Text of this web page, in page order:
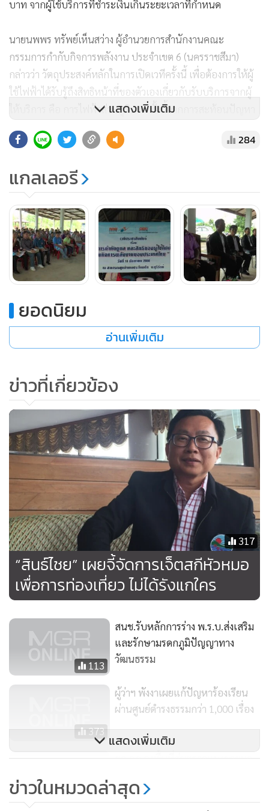
บาท จากผู้ใช้บริการที่ชำระเงินเกินระยะเวลาที่กำหนด
นายนพพร ทรัพย์เห็นสว่าง ผู้อำนวยการสำนักงานคณะ
กรรมการกำกับกิจการพลังงาน ประจำเขต 6 (นครราชสีมา)
กล่าวว่า วัตถุประสงค์หลักในการเปิดเวทีครั้งนี้ เพื่อต้องการให้ผู้
ใช้ไฟฟ้าได้รับรู้ถึงสิทธิหน้าที่ของตัวเองเกี่ยวกับรับบริการจากผู้
ให้บริการ คือ การไฟฟ้าส่วนภูมิภาค ทั้งนี้จากการสะท้อนปัญหา
เก็บค่าธรรมเนียม 107 บาท ในกรณีที่ชำระค่าไฟเกินระยะเวลาที่
ข้อมูลปัญหาดังกล่าว ประสานไปยัง กฟภ.เพื่อดำเนินการแก้ไข
ปรับปรังการให้บริการต่อไป
ด้านนายวินัย เมฆขุนทด ประธานคณะกรรมการกำกับกิจการ
พลังงาน ประจำเขต 6 (นครราชสีมา) กล่าวว่า ปัจจุบันประชาชน
ผู้ใช้ไฟฟ้ายังไม่รับรู้หรือเข้าถึงข้อมูลข่าวสาร เกี่ยวกับสิทธิหน้าที่
ของตัวเองในการรับบริการเท่าที่ควรและที่ผ่านมาส่วนใหญ่
ประชาชนจะมองว่าถูกเอารัดเอาเปรียบจากการใช้บริการ
พื้นที่ได้รับทราบถึงสิทธิและบทบาทหน้าที่รวมถึงเป็นอีกช่องทาง
หนึ่งในการร้องเรียนขอความเป็นธรรมกรณีที่ไม่ได้รับความเป็น
ธรรมจากผู้ให้บริการดังกล่าวอีกด้วย
แสดงเพิ่มเติม
284
แกลเลอรี
ยอดนิยม
อ่านเพิ่มเติม
ข่าวที่เกี่ยวข้อง
317
“สินธ์ไชย” เผยจี้จัดการเจ็ตสกีหัวหมอ
เพื่อการท่องเที่ยว ไม่ได้รังแกใคร
113
สนช.รับหลักการร่าง พ.ร.บ.ส่งเสริม
และรักษามรดกภูมิปัญญาทาง
วัฒนธรรม
373
ผู้ว่าฯ พังงาเผยแก้ปัญหาร้องเรียน
ผ่านศูนย์ดำรงธรรมกว่า 1,000 เรื่อง
116
ชุด ฉก.ลงพื้นที่สุ่มตรวจแผงขายผล
ขายนักท่องเที่ยว
แสดงเพิ่มเติม
ข่าวในหมวดล่าสุด